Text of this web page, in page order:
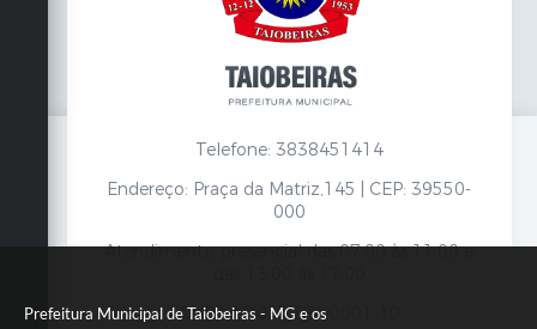
Prefeitura Municipal de Taiobeiras - MG e os
Telefone: 3838451414
Endereço: Praça da Matriz,145 | CEP: 39550-
000
Atendimento presencial das 07:00 às 11:00 e
CNPJ: 18.017.384/0001-10